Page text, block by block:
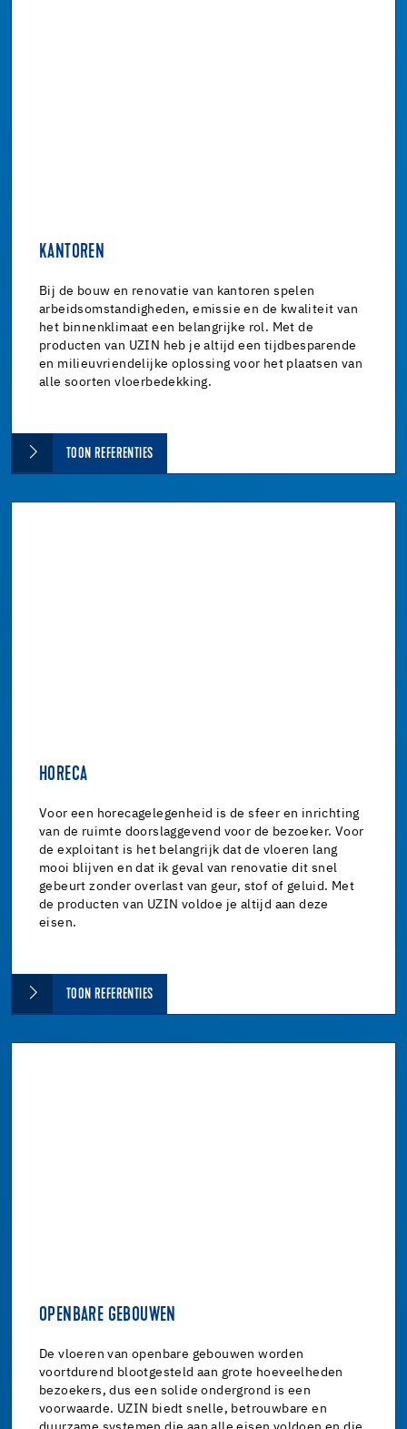
KANTOREN
Bij de bouw en renovatie van kantoren spelen
arbeidsomstandigheden, emissie en de kwaliteit van
het binnenklimaat een belangrijke rol. Met de
producten van UZIN heb je altijd een tijdbesparende
en milieuvriendelijke oplossing voor het plaatsen van
alle soorten vloerbedekking.
TOON REFERENTIES
HORECA
Voor een horecagelegenheid is de sfeer en inrichting
van de ruimte doorslaggevend voor de bezoeker. Voor
de exploitant is het belangrijk dat de vloeren lang
mooi blijven en dat ik geval van renovatie dit snel
gebeurt zonder overlast van geur, stof of geluid. Met
de producten van UZIN voldoe je altijd aan deze
eisen.
TOON REFERENTIES
OPENBARE GEBOUWEN
De vloeren van openbare gebouwen worden
voortdurend blootgesteld aan grote hoeveelheden
bezoekers, dus een solide ondergrond is een
voorwaarde. UZIN biedt snelle, betrouwbare en